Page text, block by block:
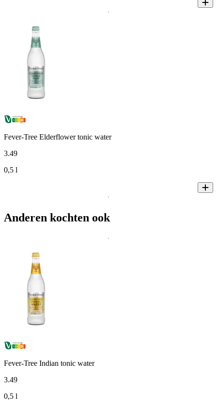
Fever-Tree Elderflower tonic water
3.49
0,5 l
Anderen kochten ook
Fever-Tree Indian tonic water
3.49
0,5 l